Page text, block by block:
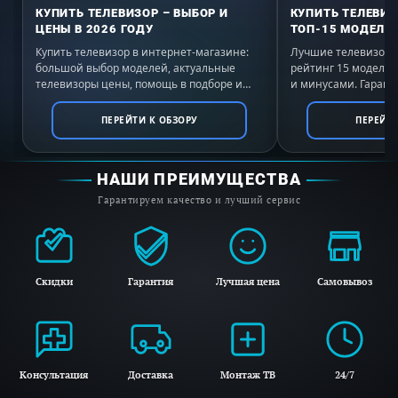
лагов, а USB 3.0 и слот для HDD/SSD
на устройстве, избегая ограничений по
объему.
Идеально подходит для системы умного
дома: Dune HD Pro One 8K Plus легко
интегрируется с популярными системами
умного дома, такими как Control4 и
Crestron, благодаря встроенному IP-
контролю.
поддерживает широкий спектр форматов,
включая DVD, Blu-ray, ISO, MKV, MP4 и
другие популярные видеоформаты.
КУПИТЬ ТЕЛЕВИЗОР – ВЫБОР И
ЦЕНЫ В 2026 ГОДУ
Купить телевизор в интернет-магазине:
большой выбор моделей, актуальные
телевизоры цены, помощь в подборе и
выгодные условия покупки с доставкой по
всей России.ПЕРЕЙТИ К ОБЗОРУ
КУПИТЬ
ТОП-15
Лучшие телевизоры
рейтинг 15
и минусами.
России. Выбирайте
НАШИ ПРЕИМУЩЕСТВА
Гарантируем качество и лучший сервис
Скидки Гарантия Лучшая цена Самовывоз
Консультация Доставка Монтаж ТВ 24/7